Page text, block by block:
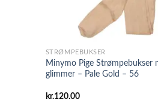
STRØMPEBUKSER
Minymo Pige Strømpebukser
glimmer – Pale Gold – 56
kr.120.00